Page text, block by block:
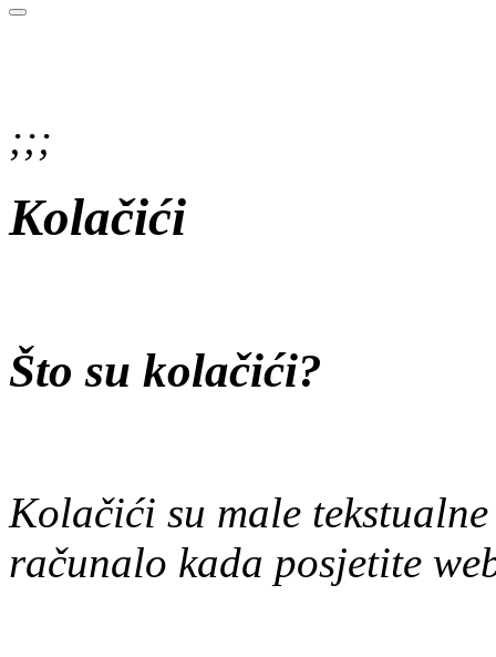
;;;
Kolačići
Što su kolačići?
Kolačići su male
računalo kada posjetite